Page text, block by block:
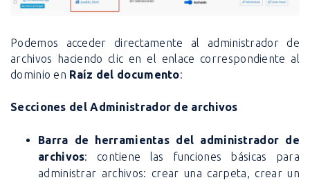
Podemos acceder directamente al administrador de
archivos haciendo clic en el enlace correspondiente al
dominio en Raíz del documento:
Secciones del Administrador de archivos
Barra de herramientas del administrador de
archivos: contiene las funciones básicas para
administrar archivos: crear una carpeta, crear un